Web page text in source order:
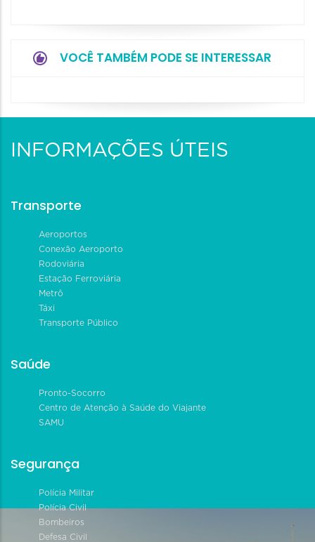
VOCÊ TAMBÉM PODE SE INTERESSAR
INFORMAÇÕES ÚTEIS
Transporte
Aeroportos
Conexão Aeroporto
Rodoviária
Estação Ferroviária
Metrô
Táxi
Transporte Público
Saúde
Pronto-Socorro
Centro de Atenção à Saúde do Viajante
SAMU
Segurança
Polícia Militar
Polícia Civil
Bombeiros
Defesa Civil